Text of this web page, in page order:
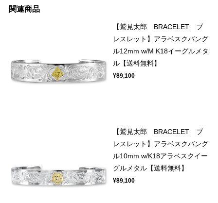
関連商品
【鷲見太郎 BRACELET ブ
レスレット】アラベスクバング
ル12mm w/M K18イーグルメタ
ル【送料無料】
¥89,100
【鷲見太郎 BRACELET ブ
レスレット】アラベスクバング
ル10mm w/K18アラベスクイー
グルメタル【送料無料】
¥89,100